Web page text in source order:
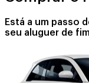
Está a um passo
seu aluguer de